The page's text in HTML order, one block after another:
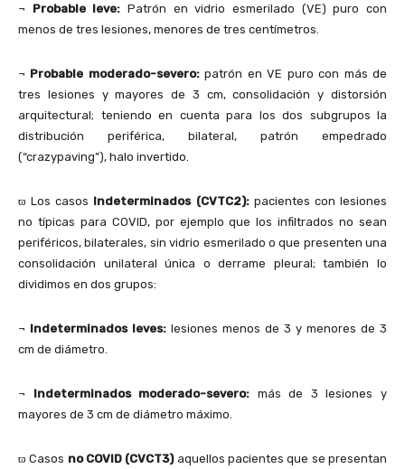
¬ Probable leve: Patrón en vidrio esmerilado (VE) puro con
menos de tres lesiones, menores de tres centímetros.
¬ Probable moderado-severo:patrón en VE puro con más de
tres lesiones y mayores de 3 cm, consolidación y distorsión
arquitectural; teniendo en cuenta para los dos subgrupos la
distribución periférica, bilateral, patrón empedrado
(“crazypaving”), halo invertido.
ϖ Los casos Indeterminados (CVTC2):pacientes con lesiones
no típicas para COVID, por ejemplo que los infiltrados no sean
periféricos, bilaterales, sin vidrio esmerilado o que presenten una
consolidación unilateral única o derrame pleural; también lo
dividimos en dos grupos:
¬ Indeterminados leves: lesiones menos de 3 y menores de 3
cm de diámetro.
¬ Indeterminados moderado-severo: más de 3 lesiones y
mayores de 3 cm de diámetro máximo.
ϖ Casos no COVID (CVCT3)aquellos pacientes que se presentan